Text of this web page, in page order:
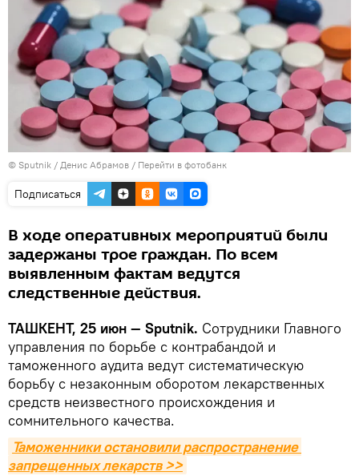
© Sputnik / Денис Абрамов / Перейти в фотобанк
Подписаться
В ходе оперативных мероприятий были
задержаны трое граждан. По всем
выявленным фактам ведутся
следственные действия.
ТАШКЕНТ, 25 июн — Sputnik. Сотрудники Главного
управления по борьбе с контрабандой и
таможенного аудита ведут систематическую
борьбу с незаконным оборотом лекарственных
средств неизвестного происхождения и
сомнительного качества.
Таможенники остановили распространение
запрещенных лекарств >>